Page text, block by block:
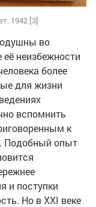
1942 [3]
во
неизбежности
более
для жизни
вспомнить
к
Подобный опыт
и поступки
Но в XXI веке